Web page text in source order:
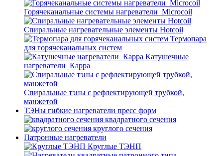
Горячеканальные системы нагреватели_Microcoil
Спиральные нагревательные элементы Hotcoil
Термопара
для горячеканальных систем
Катушечные
нагреватели_Карра
Спиральные тэны с рефлектирующей трубкой,
манжетой
ТЭНы гибкие нагреватели пресс форм
квадратного сечения
круглого сечения
Патронные нагреватели
Круглые ТЭНП